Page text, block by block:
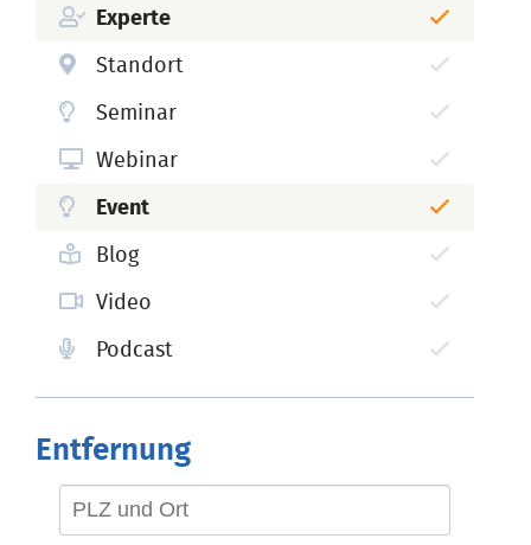
Experte
Standort
Seminar
Webinar
Event
Blog
Video
Podcast
Entfernung